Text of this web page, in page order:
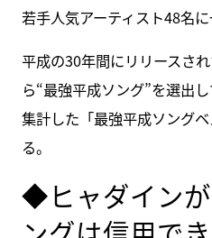
若手人気アーティスト48名に
平成の30年間にリリースさ
ら“最強平成ソング”を選出
集計した「最強平成ソング
る。
◆ヒャダイン